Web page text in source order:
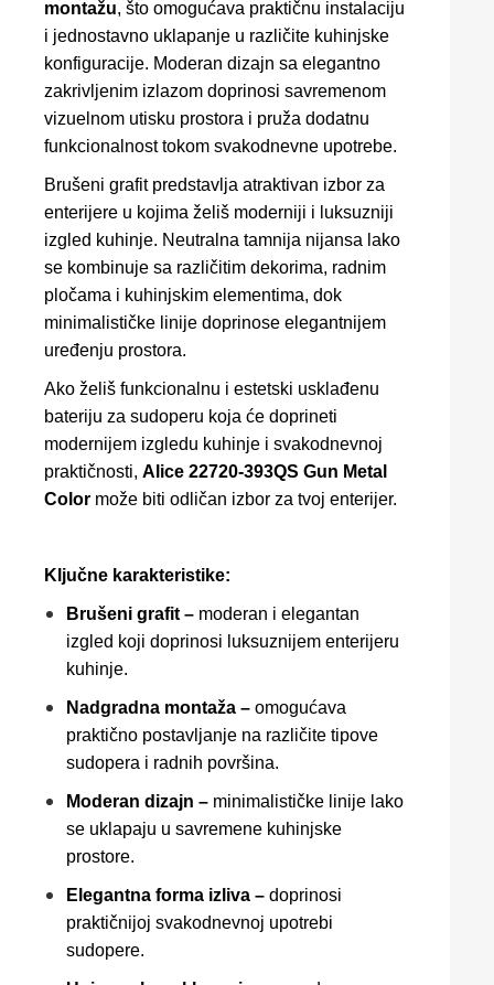
montažu, što omogućava praktičnu instalaciju
i jednostavno uklapanje u različite kuhinjske
konfiguracije. Moderan dizajn sa elegantno
zakrivljenim izlazom doprinosi savremenom
vizuelnom utisku prostora i pruža dodatnu
funkcionalnost tokom svakodnevne upotrebe.
Brušeni grafit predstavlja atraktivan izbor za
enterijere u kojima želiš moderniji i luksuzniji
izgled kuhinje. Neutralna tamnija nijansa lako
se kombinuje sa različitim dekorima, radnim
pločama i kuhinjskim elementima, dok
minimalističke linije doprinose elegantnijem
uređenju prostora.
Ako želiš funkcionalnu i estetski usklađenu
bateriju za sudoperu koja će doprineti
modernijem izgledu kuhinje i svakodnevnoj
praktičnosti, Alice 22720-393QS Gun Metal
Color može biti odličan izbor za tvoj enterijer.
Ključne karakteristike:
Brušeni grafit – moderan i elegantan
izgled koji doprinosi luksuznijem enterijeru
kuhinje.
Nadgradna montaža – omogućava
praktično postavljanje na različite tipove
sudopera i radnih površina.
Moderan dizajn – minimalističke linije lako
se uklapaju u savremene kuhinjske
prostore.
Elegantna forma izliva – doprinosi
praktičnijoj svakodnevnoj upotrebi
sudopere.